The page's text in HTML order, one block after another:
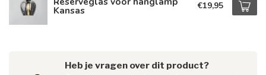
Kansas €19,95
Heb je vragen over dit product?